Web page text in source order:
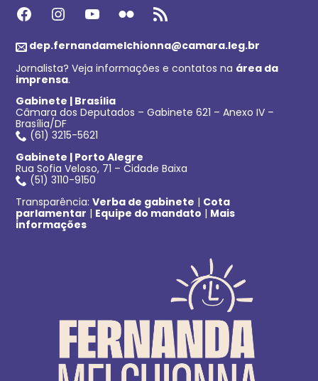
Facebook Instagram Youtube Flickr Feed RSS
dep.fernandamelchionna@camara.leg.br
Jornalista? Veja informações e contatos na área da
imprensa.
Gabinete | Brasília
Câmara dos Deputados – Gabinete 621 – Anexo IV –
Brasília/DF
(61) 3215-5621
Gabinete | Porto Alegre
Rua Sofia Veloso, 71 – Cidade Baixa
(51) 3110-9150
Transparência:Verba de gabinete | Cota
parlamentar | Equipe do mandato | Mais
informações